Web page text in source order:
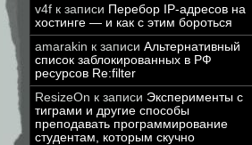
v4f к записи Перебор IP-адресов на
хостинге — и как с этим бороться
amarakin к записи Альтернативный
список заблокированных в РФ
ресурсов Re:filter
ResizeOn к записи Эксперименты с
тиграми и другие способы
преподавать программирование
студентам, которым скучно